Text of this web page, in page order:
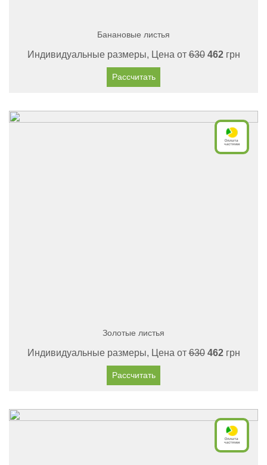
Банановые листья
Индивидуальные размеры, Цена от630 462грн
Рассчитать
Золотые листья
Индивидуальные размеры, Цена от630 462грн
Рассчитать